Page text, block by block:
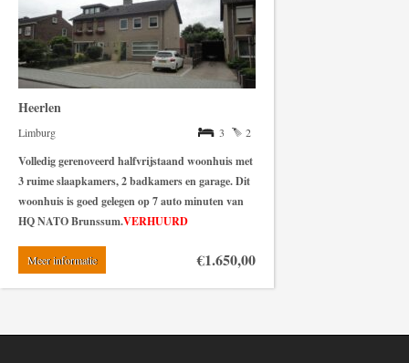
Heerlen
3 2
Limburg
Volledig gerenoveerd halfvrijstaand woonhuis met
3 ruime slaapkamers, 2 badkamers en garage. Dit
woonhuis is goed gelegen op 7 auto minuten van
HQ NATO Brunssum.VERHUURD
Meer informatie €1.650,00